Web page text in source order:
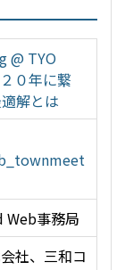
@ TYO
０年に繋
解とは
事務局
社、三和コ